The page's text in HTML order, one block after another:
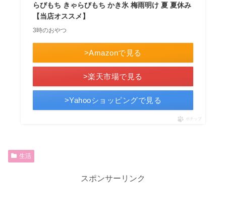
らびもち きゃらびもち かき氷 梅雨明け 夏 夏休み
【当店オススメ】
3時のおやつ
>Amazonで見る
>楽天市場で見る
>Yahooショッピングで見る
ポチップ
生活
スポンサーリンク